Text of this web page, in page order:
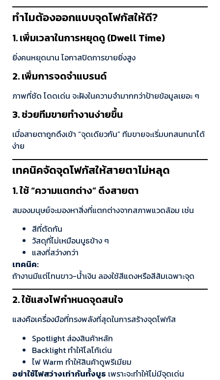
ทำไมต้องออกแบบจุดโฟกัสให้ดี?
1. เพิ่มเวลาในการหยุดดู (Dwell Time)
ยิ่งคนหยุดนาน โอกาสปิดการขายยิ่งสูง
2. เพิ่มการจดจำแบรนด์
ภาพที่ชัด โดดเด่น จะฝังในความจำมากกว่าป้ายข้อมูลเยอะ ๆ
3. ช่วยทีมขายทำงานง่ายขึ้น
เมื่อสายตาถูกดึงเข้า “จุดเดียวกัน” ทีมขายจะเริ่มบทสนทนาได้
ง่าย
เทคนิคจัดจุดโฟกัสให้สายตาไม่หลุด
1. ใช้ “ความแตกต่าง” ดึงสายตา
สมองมนุษย์จะมองหาสิ่งที่แตกต่างจากสภาพแวดล้อม เช่น
สีที่ตัดกัน
วัสดุที่ไม่เหมือนบูธข้าง ๆ
แสงที่สว่างกว่า
เทคนิค:
ถ้างานมีแต่โทนขาว-น้ำเงิน ลองใช้สีแดงหรือสีส้มเฉพาะจุด
2. ใช้แสงไฟกำหนดจุดสนใจ
แสงคือเครื่องมือที่ทรงพลังที่สุดในการสร้างจุดโฟกัส
Spotlight ส่องสินค้าหลัก
Backlight ทำให้โลโก้เด่น
ไฟ Warm ทำให้สินค้าดูพรีเมียม
อย่าใช้ไฟสว่างเท่ากันทั้งบูธ เพราะจะทำให้ไม่มีจุดเด่น